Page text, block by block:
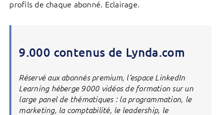
profils de chaque abonné. Eclairage.
9.000 contenus de Lynda.com
Réservé aux abonnés premium, l’espace LinkedIn
Learning héberge 9000 vidéos de formation sur un
large panel de thématiques : la programmation, le
marketing, la comptabilité, le leadership, le